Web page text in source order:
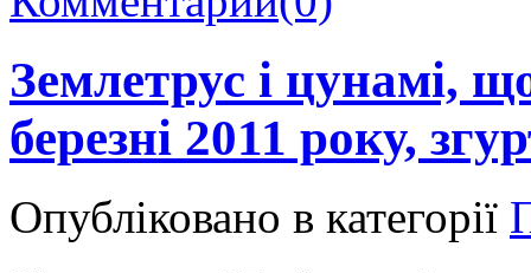
Землетрус і цунамі,
березні 2011 року,
Опубліковано в категорії